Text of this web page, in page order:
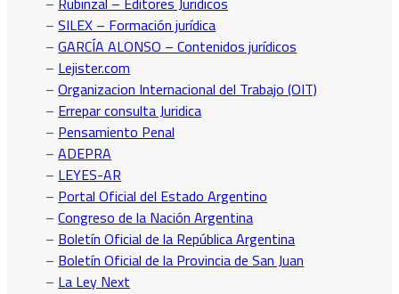
–SILEX – Formación jurídica
–GARCÍA ALONSO – Contenidos jurídicos
– Lejister.com
–Organizacion Internacional del Trabajo (OIT)
– Errepar consulta Juridica
– Pensamiento Penal
–ADEPRA
– LEYES-AR
– Portal Oficial del Estado Argentino
–Congreso de la Nación Argentina
– Boletín Oficial de la República Argentina
– Boletín Oficial de la Provincia de San Juan
– La Ley Next